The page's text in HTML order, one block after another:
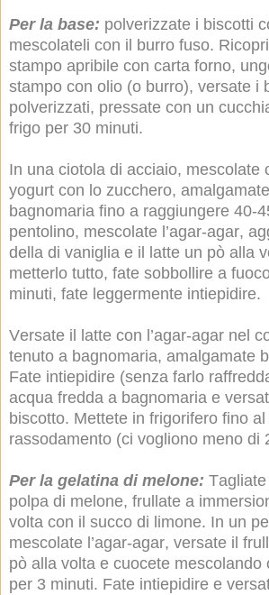
Per la base: polverizzate i biscotti
mescolateli con il burro fuso.
stampo apribile con carta forno,
stampo con olio (o burro), versate i
polverizzati, pressate con un
frigo per 30 minuti.
In una ciotola di acciaio, mescolate
yogurt con lo zucchero,
bagnomaria fino a raggiungere 40-
pentolino, mescolate l’agar-agar,
della di vaniglia e il latte un pò alla
metterlo tutto, fate sobbollire a
minuti, fate leggermente intiepidire.
Versate il latte con l’agar-agar nel
tenuto a bagnomaria, amalgamate
Fate intiepidire (senza farlo
acqua fredda a bagnomaria e
biscotto. Mettete in frigorifero fino
rassodamento (ci vogliono meno di
Per la gelatina di melone:
polpa di melone, frullate a
volta con il succo di limone. In un
mescolate l’agar-agar, versate il
pò alla volta e cuocete mescolando
per 3 minuti. Fate intiepidire e